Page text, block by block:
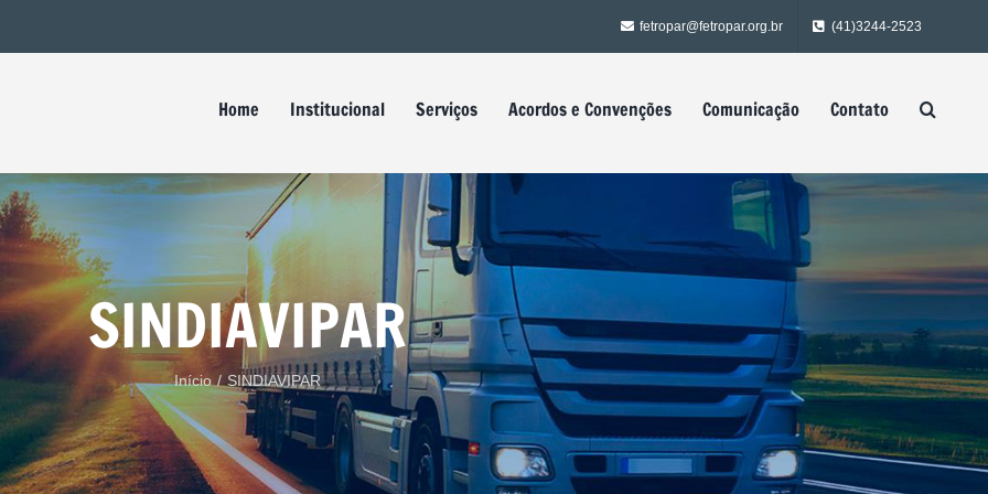
fetropar@fetropar.org.br (41)3244-2523
para:
Home Institucional Serviços Acordos e Convenções Comunicação Contato
SINDIAVIPAR
Início / SINDIAVIPAR